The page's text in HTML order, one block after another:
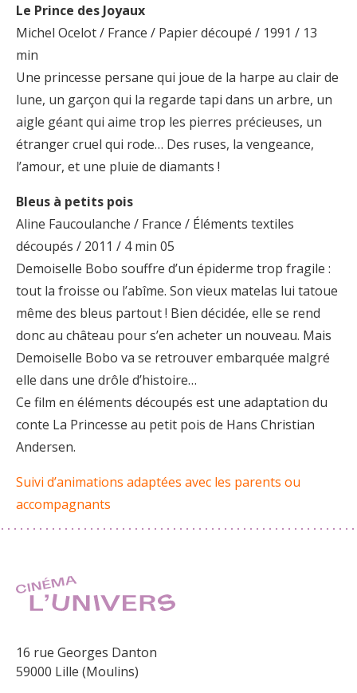
Le Prince des Joyaux
Michel Ocelot / France / Papier découpé / 1991 / 13
min
Une princesse persane qui joue de la harpe au clair de
lune, un garçon qui la regarde tapi dans un arbre, un
aigle géant qui aime trop les pierres précieuses, un
étranger cruel qui rode… Des ruses, la vengeance,
l’amour, et une pluie de diamants !
Bleus à petits pois
Aline Faucoulanche / France / Éléments textiles
découpés / 2011 / 4 min 05
Demoiselle Bobo souffre d’un épiderme trop fragile :
tout la froisse ou l’abîme. Son vieux matelas lui tatoue
même des bleus partout ! Bien décidée, elle se rend
donc au château pour s’en acheter un nouveau. Mais
Demoiselle Bobo va se retrouver embarquée malgré
elle dans une drôle d’histoire…
Ce film en éléments découpés est une adaptation du
conte La Princesse au petit pois de Hans Christian
Andersen.
Suivi d’animations adaptées avec les parents ou
accompagnants
16 rue Georges Danton
59000 Lille (Moulins)